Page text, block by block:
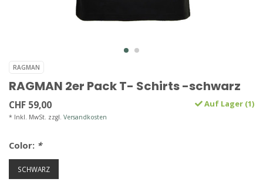
RAGMAN
RAGMAN 2er Pack T- Schirts -schwarz
CHF 59,00
* Inkl. MwSt. zzgl. Versandkosten
Auf Lager (1)
Color: *
SCHWARZ